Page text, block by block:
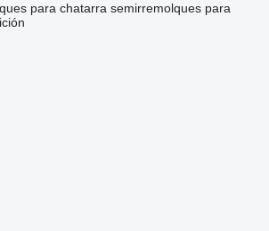
para chatarra semirremolques para